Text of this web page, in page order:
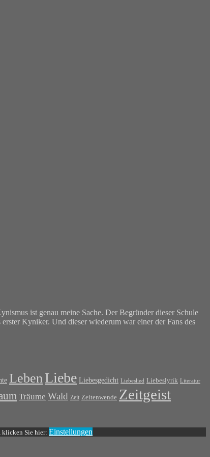
ist genau meine Sache. Der Begründer dieser Schule
Kyniker. Und dieser wiederum war einer der Fans des
LebenLiebe Liebesgedicht Liebeslied Liebeslyrik Literatur
Träume Wald Zeit Zeitenwende Zeitgeist
klicken Sie hier: Einstellungen